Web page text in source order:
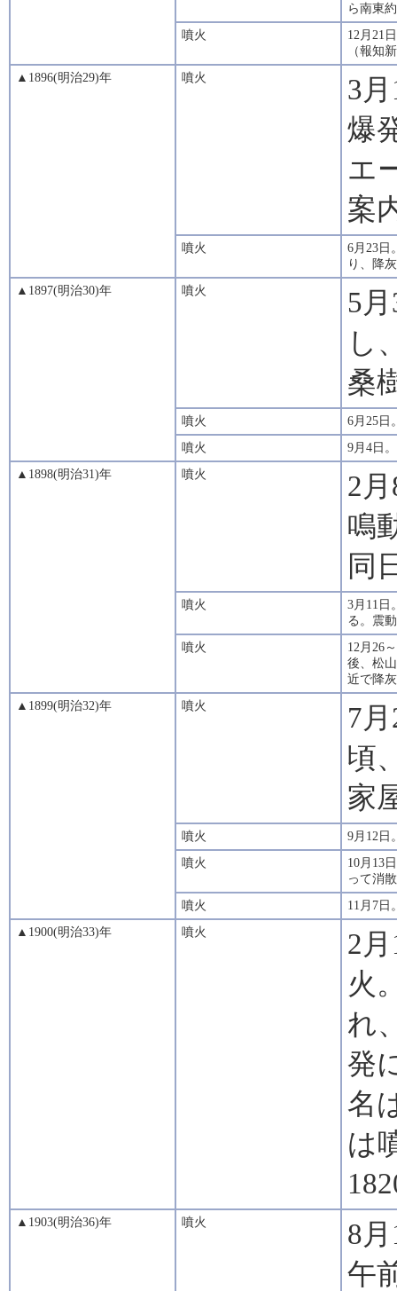
ら南東
噴火
12月21
（報知
▲1896(明治29)年
噴火
3
爆
エ
案
噴火
6月23日
り、降
▲1897(明治30)年
噴火
5
し
桑
噴火
6月25日
噴火
9月4日
▲1898(明治31)年
噴火
2
鳴
同
噴火
3月11日
る。震
噴火
12月26
後、松
近で降
▲1899(明治32)年
噴火
7
頃
家
噴火
9月12日
噴火
10月13
って消
噴火
11月7日
▲1900(明治33)年
噴火
2
火
れ
発
名
は
▲1903(明治36)年 噴火
8
午